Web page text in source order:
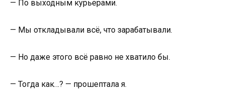
— По выходным курьерами.
— Мы откладывали всё, что зарабатывали.
— Но даже этого всё равно не хватило бы.
— Тогда как…? — прошептала я.